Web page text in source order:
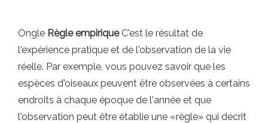
Ongle Règle empiriqueC'est le résultat de
l'expérience pratique et de l'observation de la vie
réelle. Par exemple, vous pouvez savoir que les
espèces d'oiseaux peuvent être observées à certains
endroits à chaque époque de l'année et que
l'observation peut être établie une «règle» qui décrit